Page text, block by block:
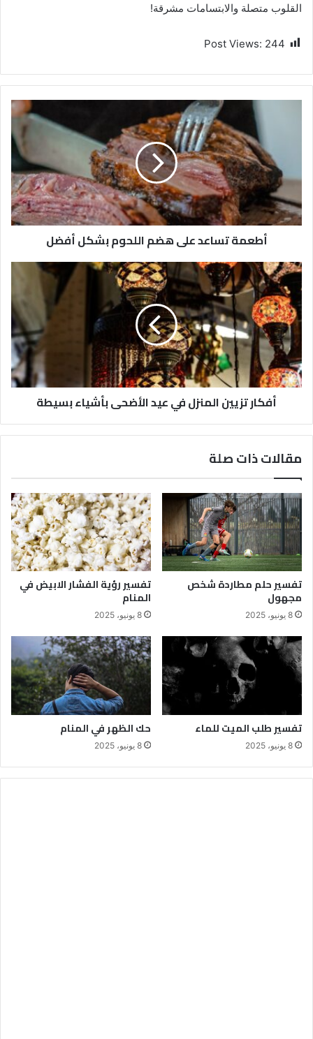
القلوب متصلة والابتسامات مشرقة!
Post Views: 244
أطعمة تساعد على هضم اللحوم بشكل أفضل
أفكار تزيين المنزل في عيد الأضحى بأشياء بسيطة
مقالات ذات صلة
تفسير حلم مطاردة شخص
مجهول
8 يونيو، 2025
تفسير رؤية الفشار الابيض في
المنام
8 يونيو، 2025
تفسير طلب الميت للماء
8 يونيو، 2025
حك الظهر في المنام
8 يونيو، 2025